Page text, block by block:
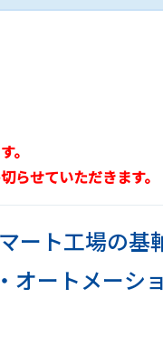
。
らせていただきます。
ート工場の
オートメーシ